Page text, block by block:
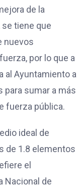
de la
tiene que
nuevos
por lo que a
al Ayuntamiento a
para sumar a más
fuerza pública.
ideal de
de 1.8 elementos
el
Nacional de